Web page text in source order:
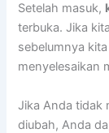
Setelah masuk,
terbuka. Jika
sebelumnya
menyelesaikan
Jika Anda tidak
diubah, Anda